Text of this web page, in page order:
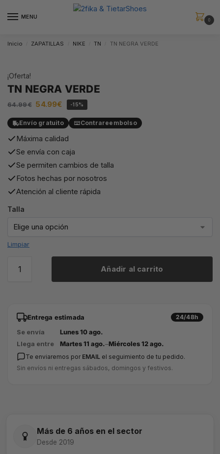
MENU
0
Inicio ZAPATILLAS NIKE TN TN NEGRA VERDE
¡Oferta!
TN NEGRA VERDE
64.99€ 54.99€ -15%
Envío gratuito Contrareembolso
Máxima calidad
Se envía con caja
Se permiten cambios de talla
Fotos hechas por nosotros
Atención al cliente rápida
Talla
Limpiar
Añadir al carrito
Entrega estimada 24/48h
Se envía
Lunes 10 ago.
Llega entre
Martes 11 ago.–Miércoles 12 ago.
Te enviaremos por EMAIL el seguimiento de tu pedido.
Sin envíos ni entregas sábados, domingos y festivos.
Más de 6 años en el sector
Desde 2019